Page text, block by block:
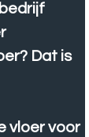
Dat is
vloer voor